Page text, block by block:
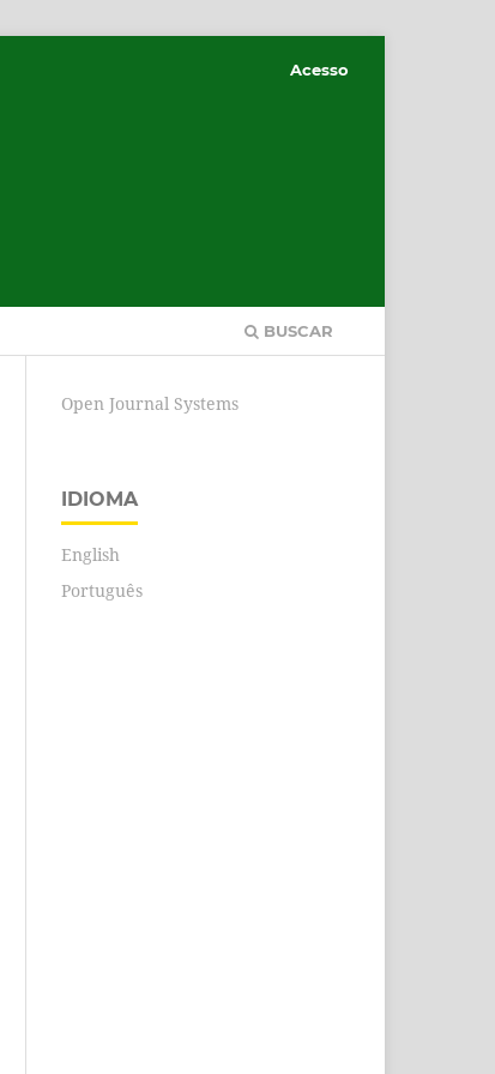
BUSCAR
Acesso
Open Journal Systems
IDIOMA
English
Português